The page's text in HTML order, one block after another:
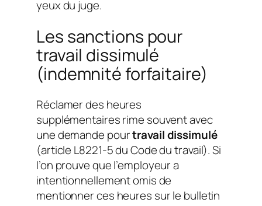
yeux du juge.
Les sanctions pour
travail dissimulé
(indemnité forfaitaire)
Réclamer des heures
supplémentaires rime souvent avec
une demande pourtravail dissimulé
(article L8221-5 du Code du travail). Si
l’on prouve que l’employeur a
intentionnellement omis de
mentionner ces heures sur le bulletin